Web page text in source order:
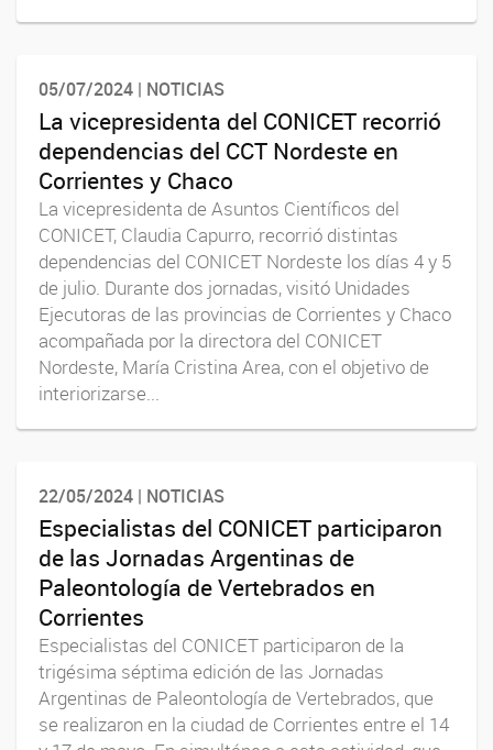
05/07/2024 | NOTICIAS
La vicepresidenta del CONICET recorrió
dependencias del CCT Nordeste en
Corrientes y Chaco
La vicepresidenta de Asuntos Científicos del
CONICET, Claudia Capurro, recorrió distintas
dependencias del CONICET Nordeste los días 4 y 5
de julio. Durante dos jornadas, visitó Unidades
Ejecutoras de las provincias de Corrientes y Chaco
acompañada por la directora del CONICET
Nordeste, María Cristina Area, con el objetivo de
interiorizarse...
22/05/2024 | NOTICIAS
Especialistas del CONICET participaron
de las Jornadas Argentinas de
Paleontología de Vertebrados en
Corrientes
Especialistas del CONICET participaron de la
trigésima séptima edición de las Jornadas
Argentinas de Paleontología de Vertebrados, que
se realizaron en la ciudad de Corrientes entre el 14